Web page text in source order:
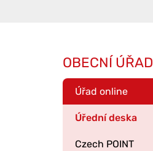
OBECNÍ ÚŘAD
Úřad online
Úřední deska
Czech POINT